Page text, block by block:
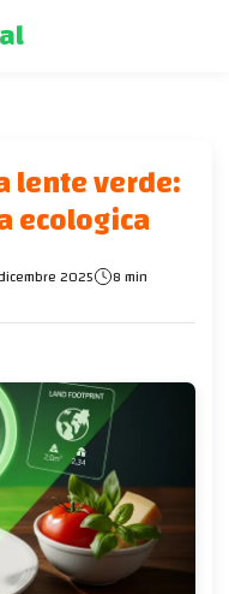
lente verde:
ecologica
2025 8 min